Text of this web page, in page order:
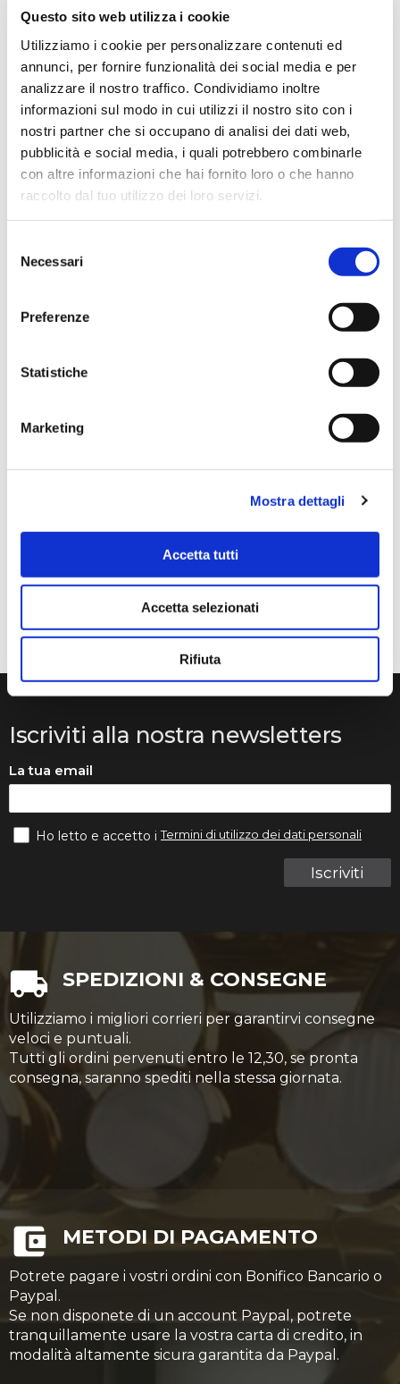
Questo sito web utilizza i cookie
Utilizziamo i cookie per personalizzare contenuti ed
annunci, per fornire funzionalità dei social media e per
analizzare il nostro traffico. Condividiamo inoltre
informazioni sul modo in cui utilizzi il nostro sito con i
nostri partner che si occupano di analisi dei dati web,
pubblicità e social media, i quali potrebbero combinarle
con altre informazioni che hai fornito loro o che hanno
raccolto dal tuo utilizzo dei loro servizi.
delNecessari
Preferenze
Statistiche
Marketing
Mostra dettagli
Accetta tutti
Accetta selezionati
Rifiuta
Ottima esperienza d’acquisto. Comunicazione
effettivamente disponibili come indicato sul sito, senza
sorprese o ritardi. Servizio affidabile e professionale.
Negozio assolutamente consigliato, acqui..
Ciro Pio Donnarumma
4 mesi fa
Ho acquistato un Selmer Super Action 80 serie I da
è arrivato in condizioni impeccabili, perfettamente
imballato e conforme alla descrizione. Il negozio si è
Anna Prokhorova
Volevo raccontarvi la nostra storia. Mia figlia studia con
Francesca Raimondi (La musica e Gioia) da diversi anni.
Abbiamo ordinato tutti i violini dalla ditta Denis Basin.
Mentre suonava, il ponticello si è rotto e questo ci ha
messo in grossi guai..
Iscriviti alla nostra newsletters
La tua email
Iscriviti
Ho letto e accetto iTermini di utilizzo dei dati personali
SPEDIZIONI & CONSEGNE
Utilizziamo i migliori corrieri per garantirvi consegne
veloci e puntuali.
Tutti gli ordini pervenuti entro le 12,30, se pronta
consegna, saranno spediti nella stessa giornata.
METODI DI PAGAMENTO
Potrete pagare i vostri ordini con Bonifico Bancario o
Paypal.
Se non disponete di un account Paypal, potrete
tranquillamente usare la vostra carta di credito, in
modalità altamente sicura garantita da Paypal.